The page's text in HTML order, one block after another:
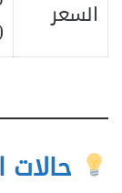
السعر
حالات